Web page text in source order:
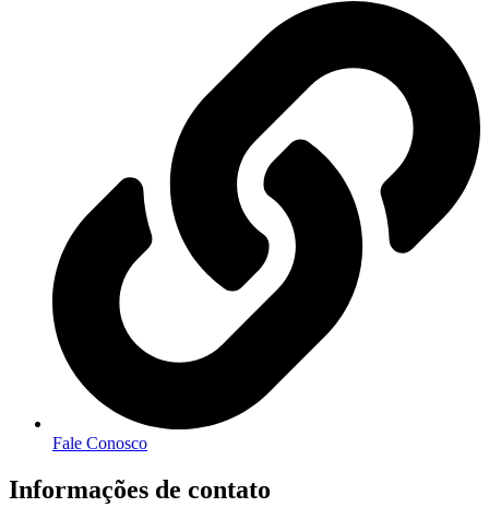
Fale Conosco
Informações de contato